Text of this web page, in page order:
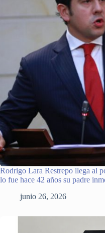
Rodrigo Lara Restrepo llega al
lo fue hace 42 años su padre
junio 26, 2026